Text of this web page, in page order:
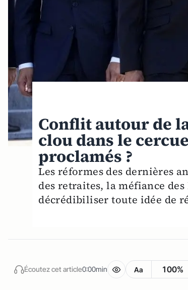
Conflit autour de
clou dans le
proclamés ?
Les réformes des dernières
des retraites, la méfiance
décrédibiliser toute idée de
Écoutez cet article0:00min Aa 100%